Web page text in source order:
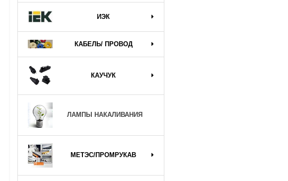
ИЭК
КАБЕЛЬ/ ПРОВОД
КАУЧУК
ЛАМПЫ НАКАЛИВАНИЯ
МЕТЭС/ПРОМРУКАВ